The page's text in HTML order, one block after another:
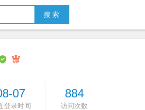
搜 索
07
登录时间
884
访问次数